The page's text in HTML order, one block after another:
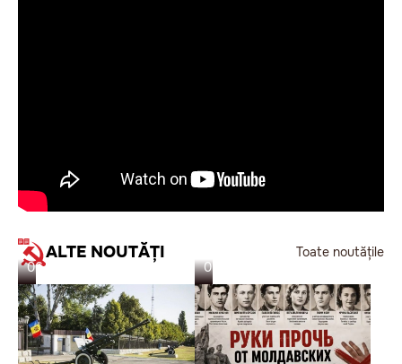
ALTE NOUTĂȚI
Toate noutățile
06.08.26
05.08.26